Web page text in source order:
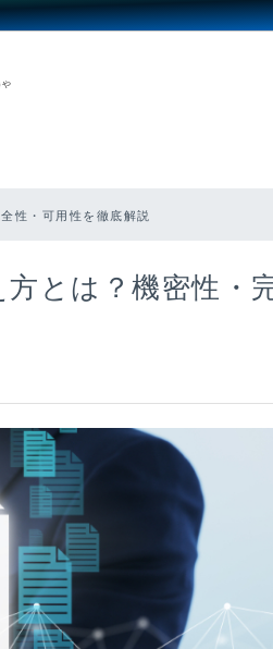
性・可用性を徹底解説
とは？機密性・